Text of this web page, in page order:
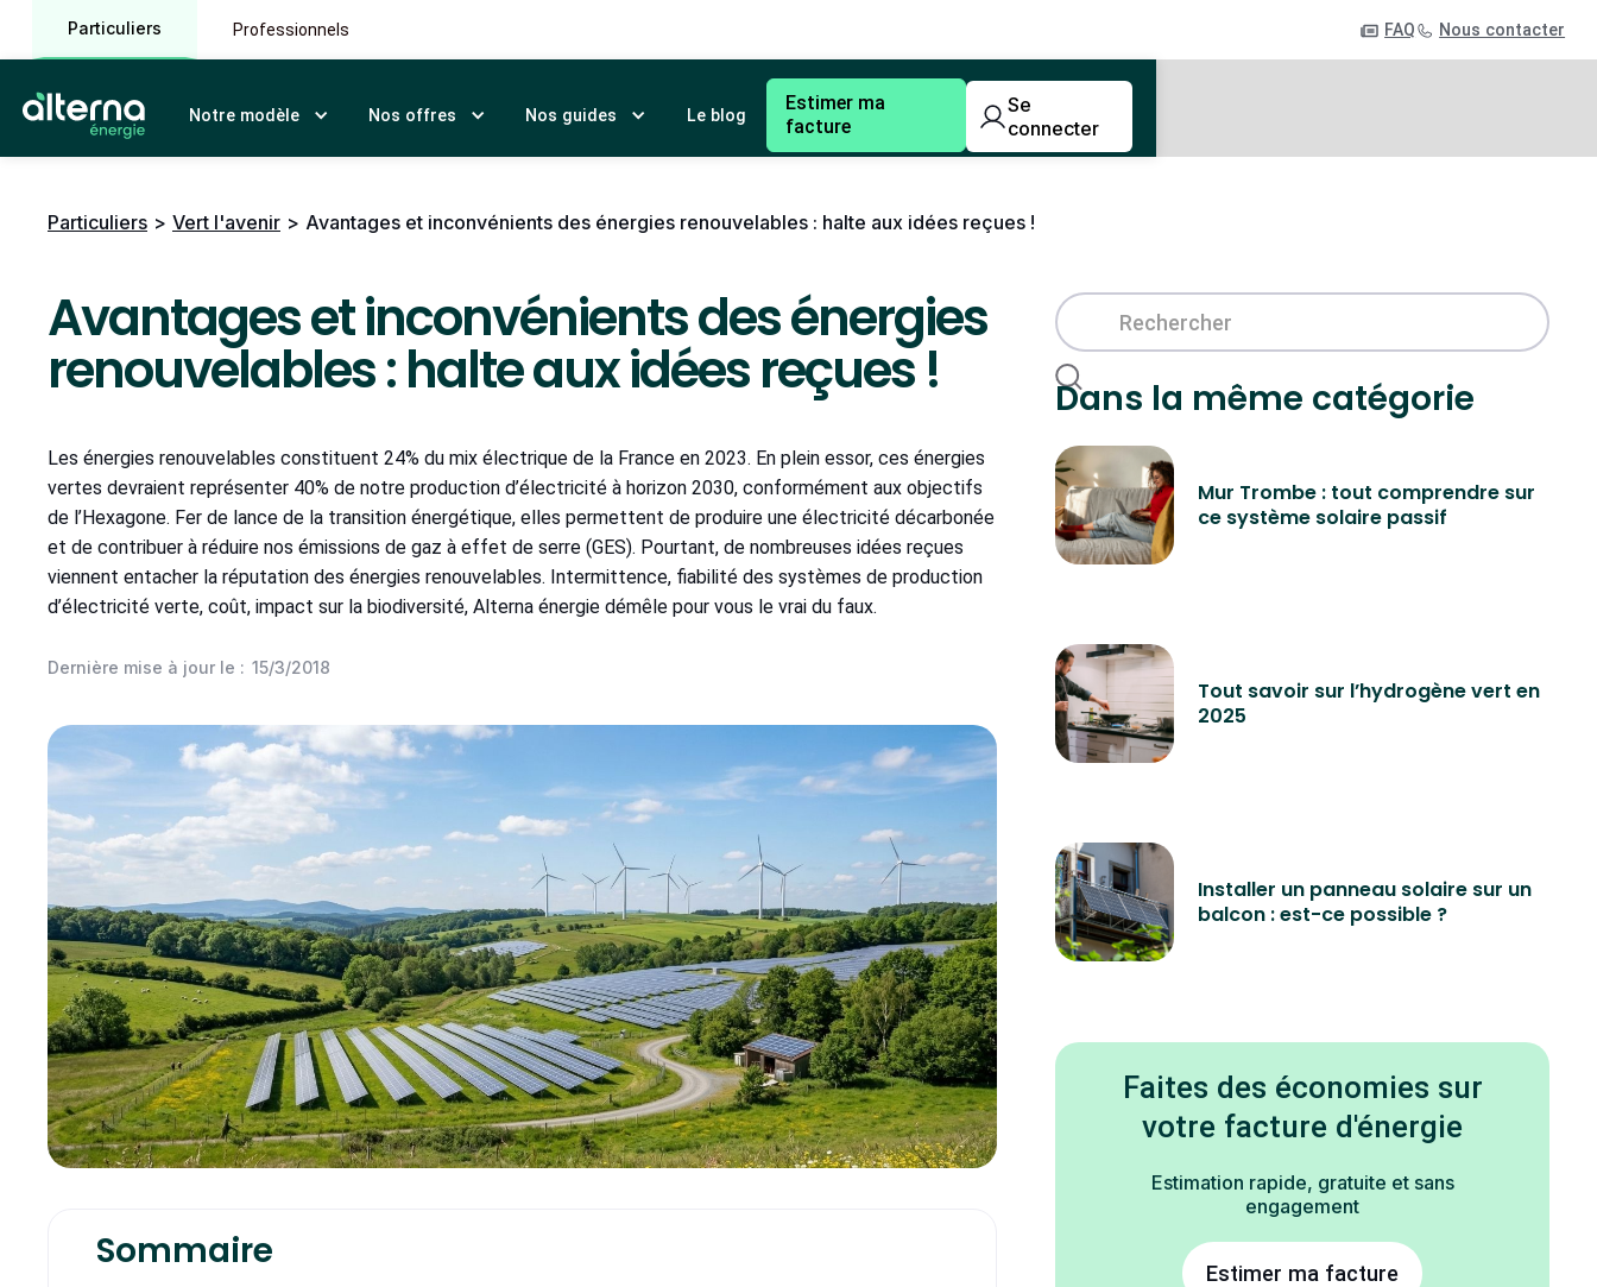
Particuliers Professionnels FAQ Nous contacter
Notre modèle Nos offres Nos guides Le blog
Estimer ma
facture
Se
connecter
Particuliers > Vert l'avenir > Avantages et inconvénients des énergies renouvelables : halte aux idées reçues !
Avantages et inconvénients des énergies
renouvelables : halte aux idées reçues !
Les énergies renouvelables constituent 24% du mix électrique de la France en 2023. En plein essor, ces énergies
vertes devraient représenter 40% de notre production d’électricité à horizon 2030, conformément aux objectifs
de l’Hexagone. Fer de lance de la transition énergétique, elles permettent de produire une électricité décarbonée
et de contribuer à réduire nos émissions de gaz à effet de serre (GES). Pourtant, de nombreuses idées reçues
viennent entacher la réputation des énergies renouvelables. Intermittence, fiabilité des systèmes de production
d’électricité verte, coût, impact sur la biodiversité, Alterna énergie démêle pour vous le vrai du faux.
Dernière mise à jour le : 15/3/2018
Sommaire
Dans la même catégorie
Mur Trombe : tout comprendre sur
ce système solaire passif
Tout savoir sur l’hydrogène vert en
2025
Installer un panneau solaire sur un
balcon : est-ce possible ?
Faites des économies sur
votre facture d'énergie
Estimation rapide, gratuite et sans
engagement
Estimer ma facture